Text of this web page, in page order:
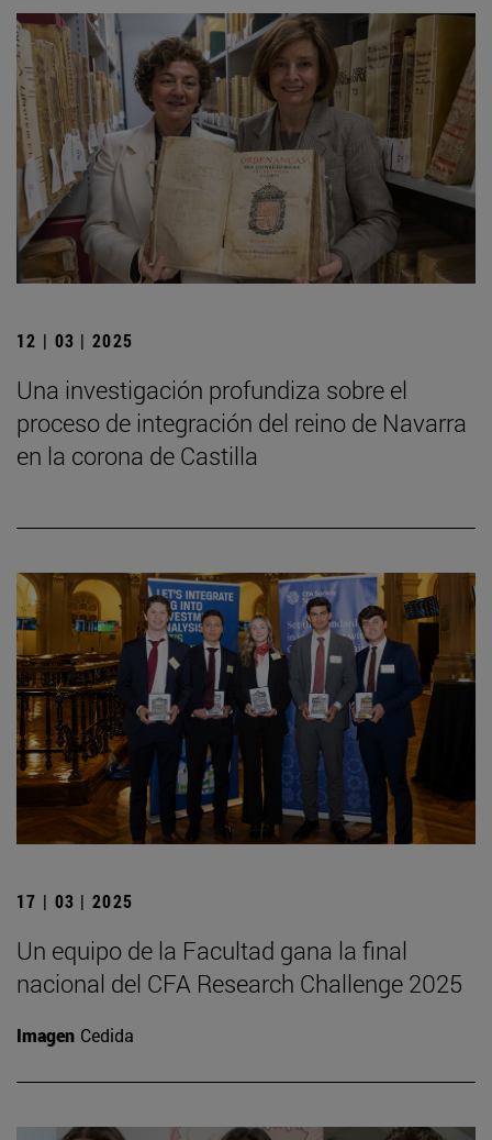
12 | 03 | 2025
Una investigación profundiza sobre el
proceso de integración del reino de Navarra
en la corona de Castilla
17 | 03 | 2025
Un equipo de la Facultad gana la final
nacional del CFA Research Challenge 2025
Imagen Cedida